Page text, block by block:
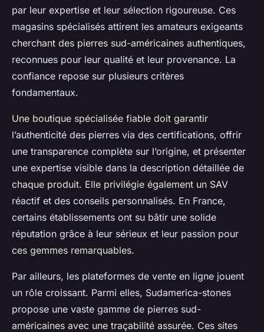
par leur expertise et leur sélection rigoureuse. Ces
magasins spécialisés attirent les amateurs exigeants
cherchant des pierres sud-américaines authentiques,
reconnues pour leur qualité et leur provenance. La
confiance repose sur plusieurs critères
fondamentaux.
Une boutique spécialisée fiable doit garantir
l’authenticité des pierres via des certifications, offrir
une transparence complète sur l’origine, et présenter
une expertise visible dans la description détaillée de
chaque produit. Elle privilégie également un SAV
réactif et des conseils personnalisés. En France,
certains établissements ont su bâtir une solide
réputation grâce à leur sérieux et leur passion pour
ces gemmes remarquables.
Par ailleurs, les plateformes de vente en ligne jouent
un rôle croissant. Parmi elles, Sudamerica-stones
propose une vaste gamme de pierres sud-
américaines avec une traçabilité assurée. Ces sites